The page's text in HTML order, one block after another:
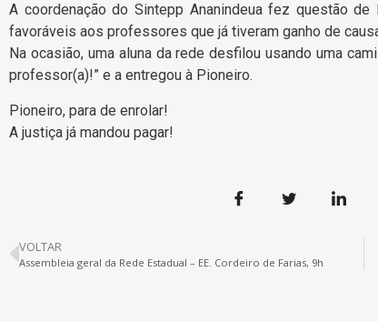
A coordenação do Sintepp Ananindeua fez questão
favoráveis aos professores que já tiveram ganho de
Na ocasião, uma aluna da rede desfilou usando uma
professor(a)!” e a entregou à Pioneiro.
Pioneiro, para de enrolar!
A justiça já mandou pagar!
VOLTAR
Assembleia geral da Rede Estadual – EE. Cordeiro de Farias, 9h